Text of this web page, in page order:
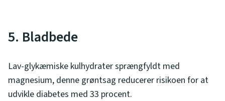
5. Bladbede
Lav-glykæmiske kulhydrater sprængfyldt med
magnesium, denne grøntsag reducerer risikoen for at
udvikle diabetes med 33 procent.